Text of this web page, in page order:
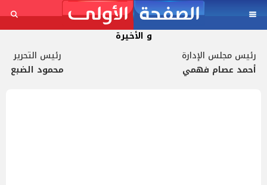
و الأخيرة
رئيس مجلس الإدارة
أحمد عصام فهمي
رئيس التحرير
محمود الضبع